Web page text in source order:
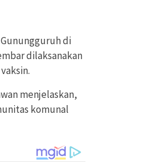
di
dilaksanakan
menjelaskan,
komunal